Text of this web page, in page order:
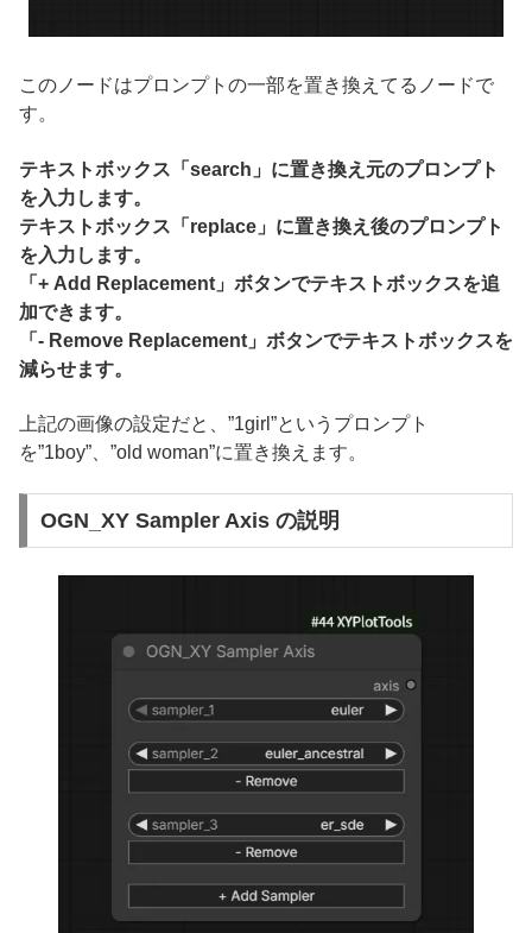
このノードはプロンプトの一部を置き換えてるノードで
す。
テキストボックス「search」に置き換え元のプロンプト
を入力します。
テキストボックス「replace」に置き換え後のプロンプト
を入力します。
「+ Add Replacement」ボタンでテキストボックスを追
加できます。
「- Remove Replacement」ボタンでテキストボックスを
減らせます。
上記の画像の設定だと、”1girl”というプロンプト
を”1boy”、”old woman”に置き換えます。
OGN_XY Sampler Axis の説明